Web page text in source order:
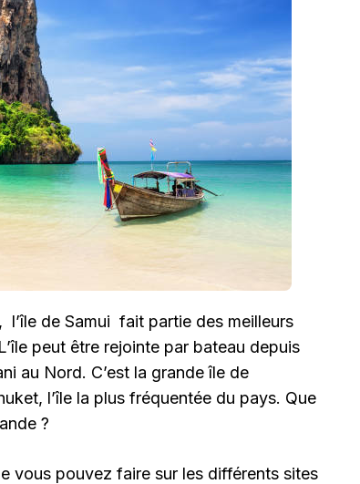
de Samui fait partie des meilleurs
peut être rejointe par bateau depuis
au Nord. C’est la grande île de
l’île la plus fréquentée du pays. Que
?
vous pouvez faire sur les différents sites